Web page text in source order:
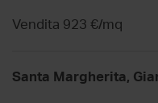
Vendita 923 €/mq
Santa Margherita,